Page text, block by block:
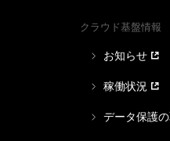
クラウド基盤情報
お知らせ
稼働状況
データ保護